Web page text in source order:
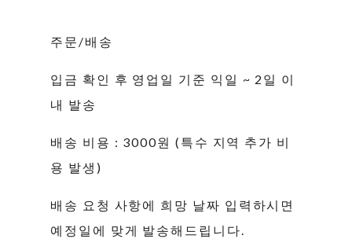
주문/배송
입금 확인 후 영업일 기준 익일 ~ 2일 이
내 발송
배송 비용 : 3000원 (특수 지역 추가 비
용 발생)
배송 요청 사항에 희망 날짜 입력하시면
예정일에 맞게 발송해드립니다.